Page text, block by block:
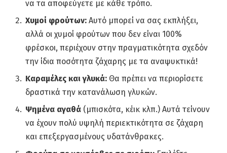
να τα αποφεύγετε με κάθε τρόπο.
Χυμοί φρούτων: Αυτό μπορεί να σας εκπλήξει,
αλλά οι χυμοί φρούτων που δεν είναι 100%
φρέσκοι, περιέχουν στην πραγματικότητα σχεδόν
την ίδια ποσότητα ζάχαρης με τα αναψυκτικά!
Καραμέλες και γλυκά: Θα πρέπει να περιορίσετε
δραστικά την κατανάλωση γλυκών.
Ψημένα αγαθά (μπισκότα, κέικ κλπ.) Αυτά τείνουν
να έχουν πολύ υψηλή περιεκτικότητα σε ζάχαρη
και επεξεργασμένους υδατάνθρακες.